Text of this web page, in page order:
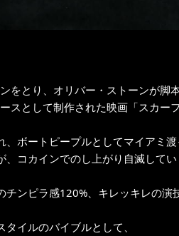
とり、オリバー・ストーンが脚本
として制作された映画「スカー
ボートピープルとしてマイアミ渡
コカインでのし上がり自滅して
ンピラ感120%、キレッキレの演
イルのバイブルとして、